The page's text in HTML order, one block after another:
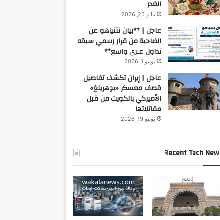
الغدر
مايو 25, 2026
عاجل | **بيان نتتياهو عن
الضاحية من قرار رسمي سبقه
تداول عبري واسع**
يونيو 1, 2026
عاجل | إيران تكشف تفاصيل
قصف معسكر «بوهرينغ»
الأميركي بالكويت من قبل
مقاتلاتها
يونيو 19, 2026
Recent Tech